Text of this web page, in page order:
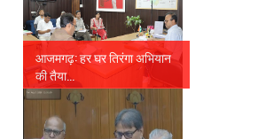
आजमगढ़: हर घर तिरंगा अभियान
की तैया...